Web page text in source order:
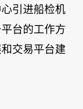
引进船检机
台的工作方
交易平台建